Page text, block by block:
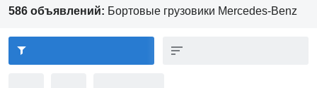
586 объявлений: Бортовые грузовики Mercedes-Benz